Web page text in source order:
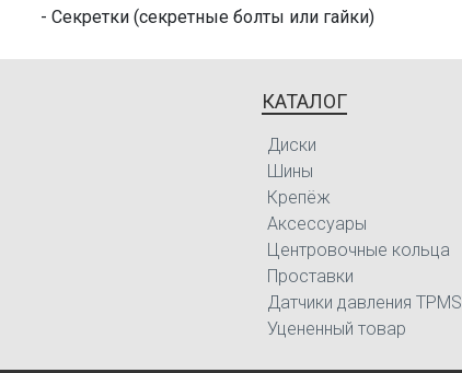
Haima 7X
B11
B21
H5
Alcazar
Alcazar
Alcazar
- Секретки (секретные болты или гайки)
КАТАЛОГ
Диски
Шины
Крепёж
Аксессуары
Центровочные кольца
Проставки
Датчики давления TPMS
Уцененный товар